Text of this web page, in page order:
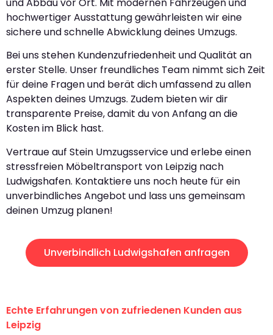
hochwertiger Ausstattung gewährleisten wir eine
sichere und schnelle Abwicklung deines Umzugs.
Bei uns stehen Kundenzufriedenheit und Qualität an
erster Stelle. Unser freundliches Team nimmt sich Zeit
für deine Fragen und berät dich umfassend zu allen
Aspekten deines Umzugs. Zudem bieten wir dir
transparente Preise, damit du von Anfang an die
Kosten im Blick hast.
Vertraue auf Stein Umzugsservice und erlebe einen
stressfreien Möbeltransport von Leipzig nach
Ludwigshafen. Kontaktiere uns noch heute für ein
unverbindliches Angebot und lass uns gemeinsam
deinen Umzug planen!
Unverbindlich Ludwigshafen anfragen
Echte Erfahrungen von zufriedenen Kunden aus
Leipzig